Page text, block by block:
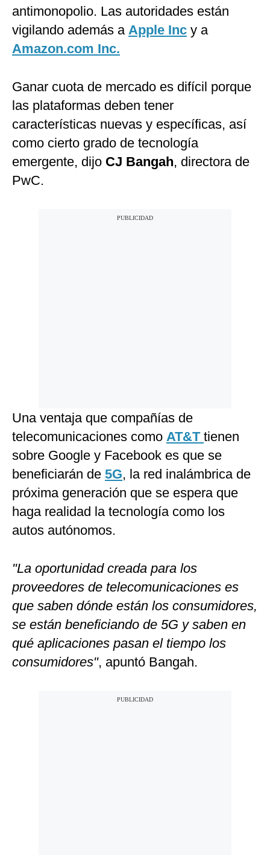
antimonopolio. Las autoridades están
vigilando además a Apple Inc y a
Amazon.com Inc.
Ganar cuota de mercado es difícil porque
las plataformas deben tener
características nuevas y específicas, así
como cierto grado de tecnología
emergente, dijo CJ Bangah, directora de
PwC.
Una ventaja que compañías de
telecomunicaciones como AT&T tienen
sobre Google y Facebook es que se
beneficiarán de 5G, la red inalámbrica de
próxima generación que se espera que
haga realidad la tecnología como los
autos autónomos.
"La oportunidad creada para los
proveedores de telecomunicaciones es
que saben dónde están los consumidores,
se están beneficiando de 5G y saben en
qué aplicaciones pasan el tiempo los
consumidores", apuntó Bangah.